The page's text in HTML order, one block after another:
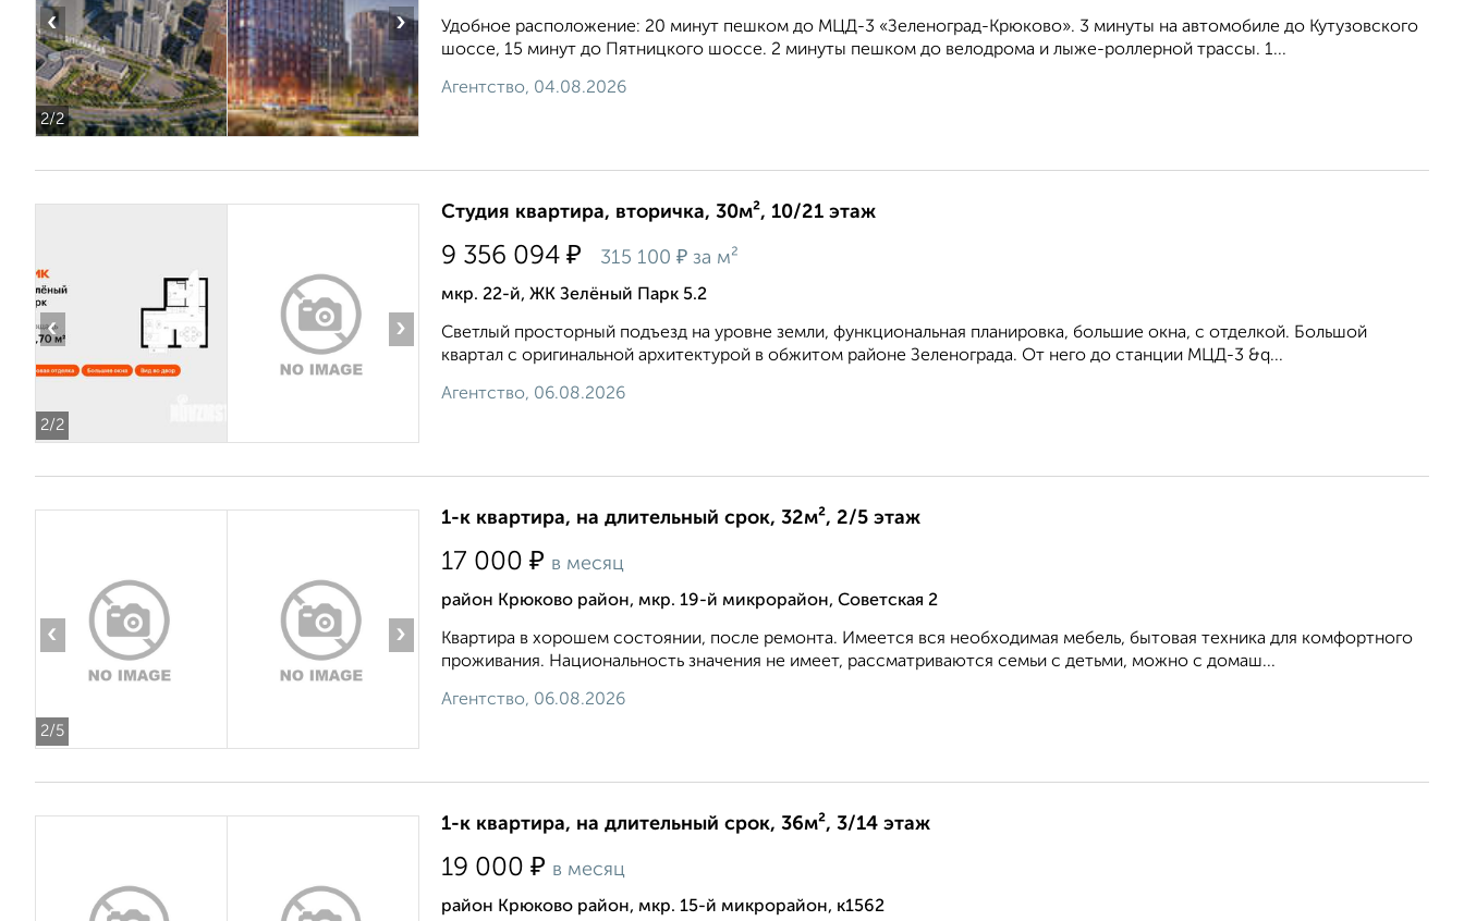
2/2
‹ ›
Удобное расположение: 20 минут пешком до МЦД-3 «Зеленоград-Крюково». 3 минуты на автомобиле до Кутузовского
шоссе, 15 минут до Пятницкого шоссе. 2 минуты пешком до велодрома и лыже-роллерной трассы. 1...
Агентство, 04.08.2026
2/2
‹ ›
Студия квартира, вторичка, 30м², 10/21 этаж
9 356 094 ₽ 315 100 ₽ за м²
мкр. 22-й, ЖК Зелёный Парк 5.2
Светлый просторный подъезд на уровне земли, функциональная планировка, большие окна, c отделкой. Большой
квартал с оригинальной архитектурой в обжитом районе Зеленограда. От него до станции МЦД-3 &q...
Агентство, 06.08.2026
2/5
‹ ›
1-к квартира, на длительный срок, 32м², 2/5 этаж
17 000 ₽ в месяц
район Крюково район, мкр. 19-й микрорайон, Советская 2
Квартира в хорошем состоянии, после ремонта. Имеется вся необходимая мебель, бытовая техника для комфортного
проживания. Национальность значения не имеет, рассматриваются семьи с детьми, можно с домаш...
Агентство, 06.08.2026
1-к квартира, на длительный срок, 36м², 3/14 этаж
19 000 ₽ в месяц
район Крюково район, мкр. 15-й микрорайон, к1562